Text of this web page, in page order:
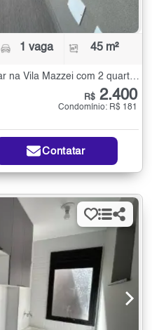
1 vaga 45 m²
Condomínio Fechado para Alugar na Vila Mazzei com 2 quartos - 45 m²
R$ 2.400
Condomínio: R$ 181
Contatar